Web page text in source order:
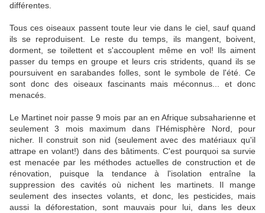
différentes.
Tous ces oiseaux passent toute leur vie dans le ciel, sauf quand
ils se reproduisent. Le reste du temps, ils mangent, boivent,
dorment, se toilettent et s'accouplent même en vol! Ils aiment
passer du temps en groupe et leurs cris stridents, quand ils se
poursuivent en sarabandes folles, sont le symbole de l'été. Ce
sont donc des oiseaux fascinants mais méconnus... et donc
menacés.
Le Martinet noir passe 9 mois par an en Afrique subsaharienne et
seulement 3 mois maximum dans l'Hémisphère Nord, pour
nicher. Il construit son nid (seulement avec des matériaux qu'il
attrape en volant!) dans des bâtiments. C'est pourquoi sa survie
est menacée par les méthodes actuelles de construction et de
rénovation, puisque la tendance à l'isolation entraîne la
suppression des cavités où nichent les martinets. Il mange
seulement des insectes volants, et donc, les pesticides, mais
aussi la déforestation, sont mauvais pour lui, dans les deux